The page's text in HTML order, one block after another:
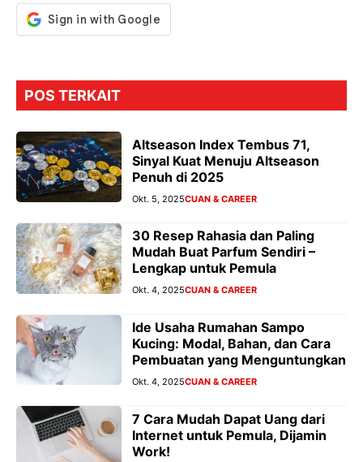
POS TERKAIT
Altseason Index Tembus 71,
Sinyal Kuat Menuju Altseason
Penuh di 2025
Okt. 5, 2025CUAN & CAREER
30 Resep Rahasia dan Paling
Mudah Buat Parfum Sendiri –
Lengkap untuk Pemula
Okt. 4, 2025CUAN & CAREER
Ide Usaha Rumahan Sampo
Kucing: Modal, Bahan, dan Cara
Pembuatan yang Menguntungkan
Okt. 4, 2025CUAN & CAREER
7 Cara Mudah Dapat Uang dari
Internet untuk Pemula, Dijamin
Work!